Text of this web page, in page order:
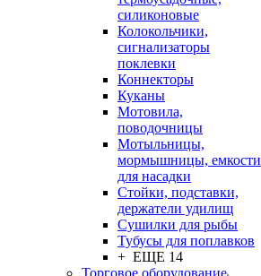
силиконовые
Колокольчики,
сигнализаторы
поклевки
Коннекторы
Куканы
Мотовила,
поводочницы
Мотыльницы,
мормышницы, емкости
для насадки
Стойки, подставки,
держатели удилищ
Сушилки для рыбы
Тубусы для поплавков
+ ЕЩЕ 14
Торговое оборудование